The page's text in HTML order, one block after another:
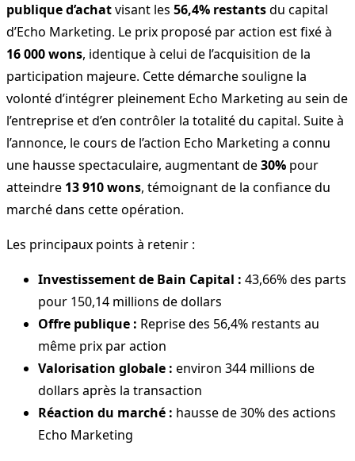
publique d’achatvisant les 56,4% restantsdu capital
d’Echo Marketing. Le prix proposé par action est fixé à
16 000 wons, identique à celui de l’acquisition de la
participation majeure. Cette démarche souligne la
volonté d’intégrer pleinement Echo Marketing au sein de
l’entreprise et d’en contrôler la totalité du capital. Suite à
l’annonce, le cours de l’action Echo Marketing a connu
une hausse spectaculaire, augmentant de30% pour
atteindre 13 910 wons, témoignant de la confiance du
marché dans cette opération.
Les principaux points à retenir :
Investissement de Bain Capital : 43,66% des parts
pour 150,14 millions de dollars
Offre publique : Reprise des 56,4% restants au
même prix par action
Valorisation globale : environ 344 millions de
dollars après la transaction
Réaction du marché : hausse de 30% des actions
Echo Marketing